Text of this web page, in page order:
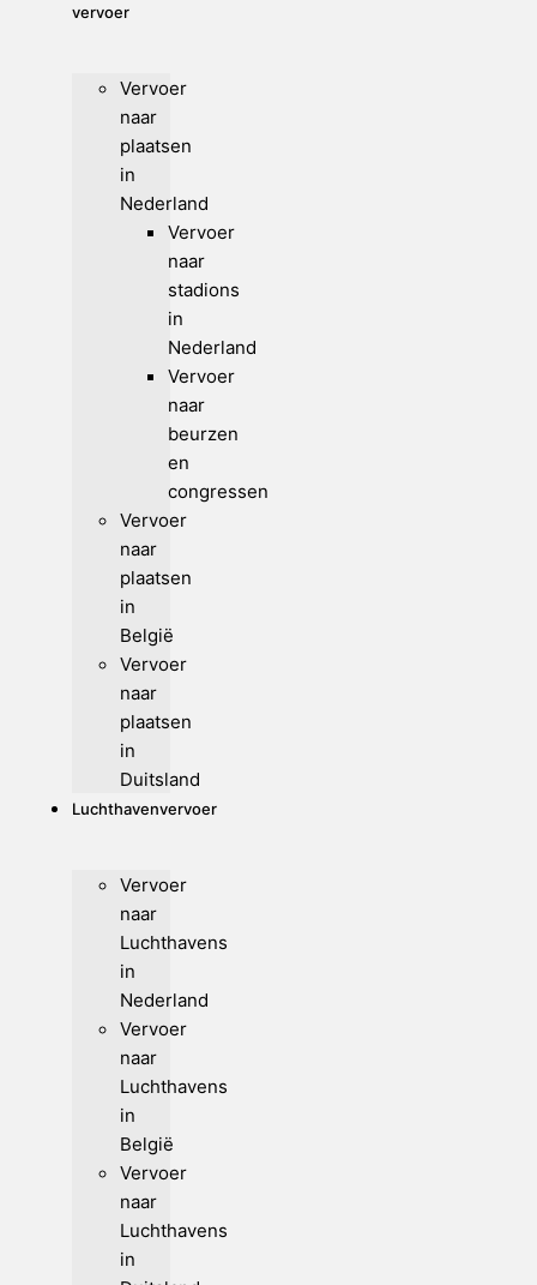
vervoer
Vervoer
naar
plaatsen
in
Nederland
Vervoer
naar
stadions
in
Nederland
Vervoer
naar
beurzen
en
congressen
Vervoer
naar
plaatsen
in
België
Vervoer
naar
plaatsen
in
Duitsland
Luchthavenvervoer
Vervoer
naar
Luchthavens
in
Nederland
Vervoer
naar
Luchthavens
in
België
Vervoer
naar
Luchthavens
in